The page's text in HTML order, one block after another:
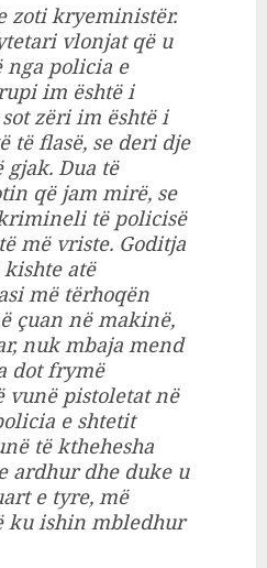
zoti kryeministër.
vlonjat që u
nga policia e
im është i
zëri im është i
të flasë, se deri dje
gjak. Dua të
që jam mirë, se
të policisë
më vriste. Goditja
atë
më tërhoqën
çuan në makinë,
nuk mbaja mend
dot frymë
vunë pistoletat në
e shtetit
të kthehesha
ardhur dhe duke u
e tyre, më
ku ishin mbledhur